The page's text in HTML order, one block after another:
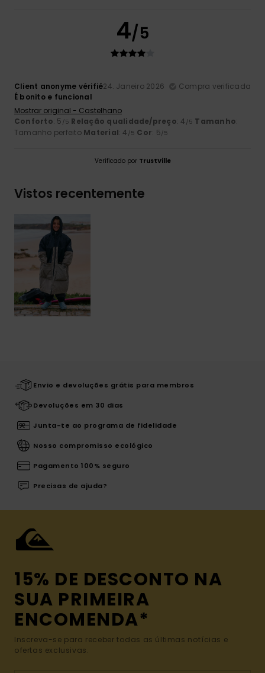
4/5
Client anonyme vérifié24. Janeiro 2026
Compra verificada
É bonito e funcional
Mostrar original - Castelhano
Conforto: 5 /5 Relação qualidade/preço: 4 /5 Tamanho:
Tamanho perfeito Material: 4 /5 Cor: 5/5
Verificado por TrustVille
Vistos recentemente
Envio e devoluções grátis para membros
Devoluções em 30 dias
Junta-te ao programa de fidelidade
Nosso compromisso ecológico
Pagamento 100% seguro
Precisas de ajuda?
15% DE DESCONTO NA
SUA PRIMEIRA
ENCOMENDA*
Inscreva-se para receber todas as últimas notícias e
ofertas exclusivas.